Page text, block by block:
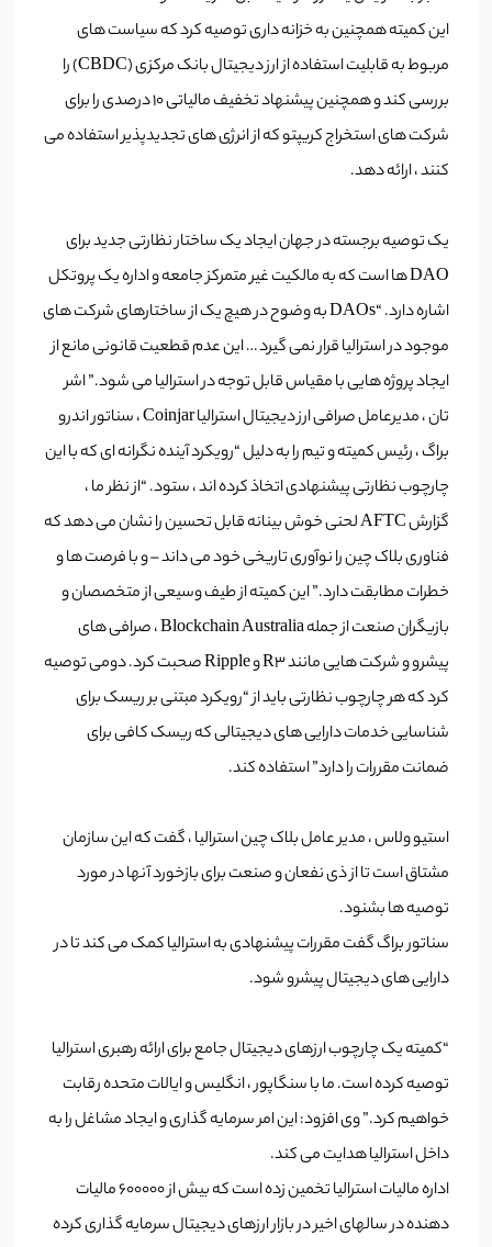
این کمیته همچنین به خزانه داری توصیه کرد که سیاست های
مربوط به قابلیت استفاده از ارز دیجیتال بانک مرکزی (CBDC) را
بررسی کند و همچنین پیشنهاد تخفیف مالیاتی 10 درصدی را برای
شرکت های استخراج کریپتو که از انرژی های تجدیدپذیر استفاده می
کنند ، ارائه دهد.
یک توصیه برجسته در جهان ایجاد یک ساختار نظارتی جدید برای
DAO ها است که به مالکیت غیر متمرکز جامعه و اداره یک پروتکل
اشاره دارد. “DAOs به وضوح در هیچ یک از ساختارهای شرکت های
موجود در استرالیا قرار نمی گیرد … این عدم قطعیت قانونی مانع از
ایجاد پروژه هایی با مقیاس قابل توجه در استرالیا می شود.” اشر
تان ، مدیرعامل صرافی ارز دیجیتال استرالیا Coinjar ، سناتور اندرو
براگ ، رئیس کمیته و تیم را به دلیل “رویکرد آینده نگرانه ای که با این
چارچوب نظارتی پیشنهادی اتخاذ کرده اند ، ستود. “از نظر ما ،
گزارش AFTC لحنی خوش بینانه قابل تحسین را نشان می دهد که
فناوری بلاک چین را نوآوری تاریخی خود می داند – و با فرصت ها و
خطرات مطابقت دارد.” این کمیته از طیف وسیعی از متخصصان و
بازیگران صنعت از جمله Blockchain Australia ، صرافی های
پیشرو و شرکت هایی مانند R3 و Ripple صحبت کرد. دومی توصیه
کرد که هر چارچوب نظارتی باید از “رویکرد مبتنی بر ریسک برای
شناسایی خدمات دارایی های دیجیتالی که ریسک کافی برای
ضمانت مقررات را دارد” استفاده کند.
استیو ولاس ، مدیر عامل بلاک چین استرالیا ، گفت که این سازمان
مشتاق است تا از ذی نفعان و صنعت برای بازخورد آنها در مورد
توصیه ها بشنود.
سناتور براگ گفت مقررات پیشنهادی به استرالیا کمک می کند تا در
دارایی های دیجیتال پیشرو شود.
“کمیته یک چارچوب ارزهای دیجیتال جامع برای ارائه رهبری استرالیا
توصیه کرده است. ما با سنگاپور ، انگلیس و ایالات متحده رقابت
خواهیم کرد.” وی افزود: این امر سرمایه گذاری و ایجاد مشاغل را به
داخل استرالیا هدایت می کند.
اداره مالیات استرالیا تخمین زده است که بیش از 600000 مالیات
دهنده در سالهای اخیر در بازار ارزهای دیجیتال سرمایه گذاری کرده